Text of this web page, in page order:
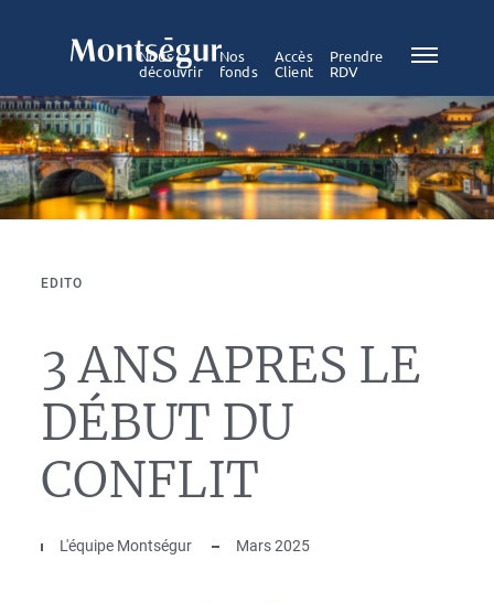
Nous
découvrir
Nos
fonds
Accès
Client
Prendre
RDV
EDITO
3 ANS APRES LE
DÉBUT DU
CONFLIT
L'équipe Montségur Mars 2025